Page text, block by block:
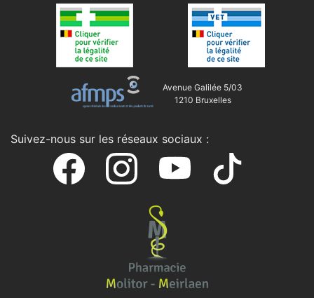
Avenue Galilée 5/03
1210 Bruxelles
Suivez-nous sur les réseaux sociaux :